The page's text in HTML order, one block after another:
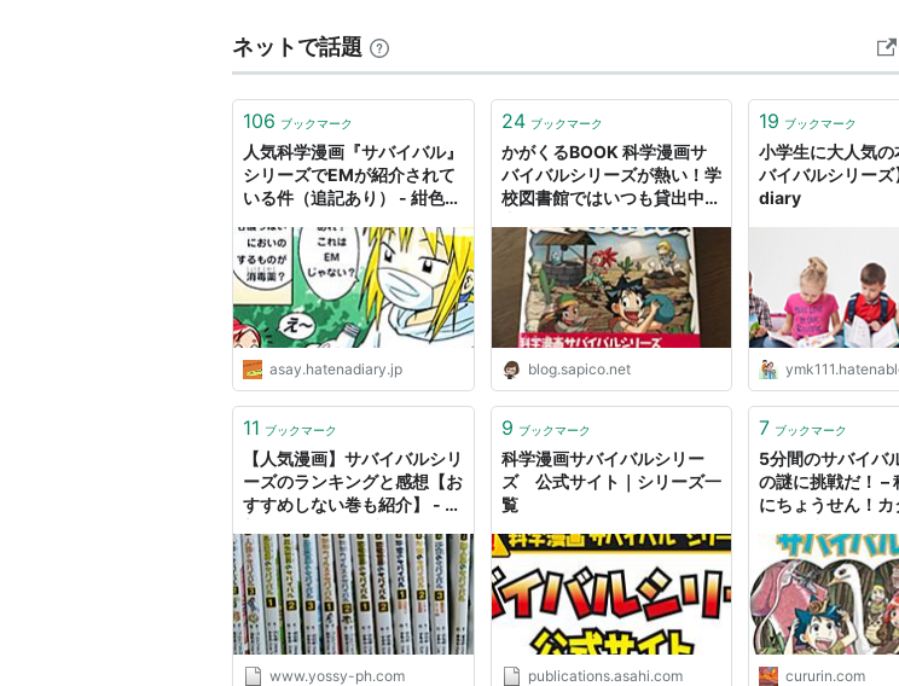
ネットで話題
106 ブックマーク
人気科学漫画『サバイバル』
シリーズでEMが紹介されて
いる件（追記あり） - 紺色の
asay.hatenadiary.jp
24 ブックマーク
かがくるBOOK 科学漫画サ
バイバルシリーズが熱い！学
校図書館ではいつも貸出中の
たのしくすごせたら
blog.sapico.net
19 ブックマーク
小学生に大人気
バイバルシリーズ
diary
11 ブックマーク
【人気漫画】サバイバルシリ
ーズのランキングと感想【お
すすめしない巻も紹介】 - 薬
www.yossy-ph.com
9 ブックマーク
科学漫画サバイバルシリー
ズ 公式サイト｜シリーズ一
覧
publications.asahi.com
7 ブックマーク
5分間のサバイバ
の謎に挑戦だ！ –
にちょうせん！カ
ンザルのオスが
は？ なぞと不思
いの生き物の世
でわかる！１３
の「科学漫画サ
リーズ | 不死鳥！
cururin.com